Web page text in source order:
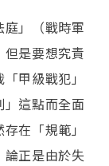
」（戰時軍
是要想究責
甲級戰犯」
這點而全面
在「規範」
正是由於失